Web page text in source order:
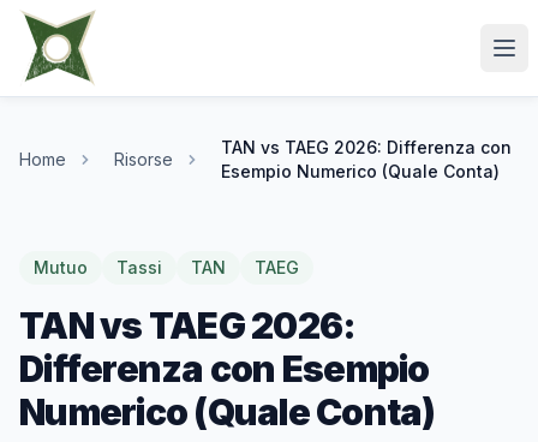
Home Risorse
TAN vs TAEG 2026: Differenza con
Esempio Numerico (Quale Conta)
Mutuo Tassi TAN TAEG
TAN vs TAEG 2026:
Differenza con Esempio
Numerico (Quale Conta)